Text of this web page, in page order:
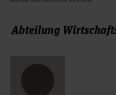
Abteilung